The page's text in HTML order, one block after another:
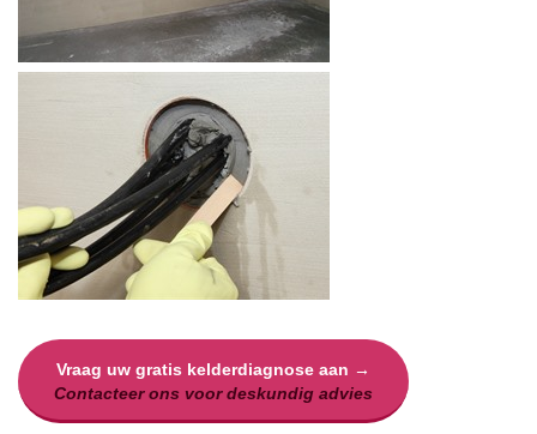
Vraag uw gratis kelderdiagnose aan →
Contacteer ons voor deskundig advies